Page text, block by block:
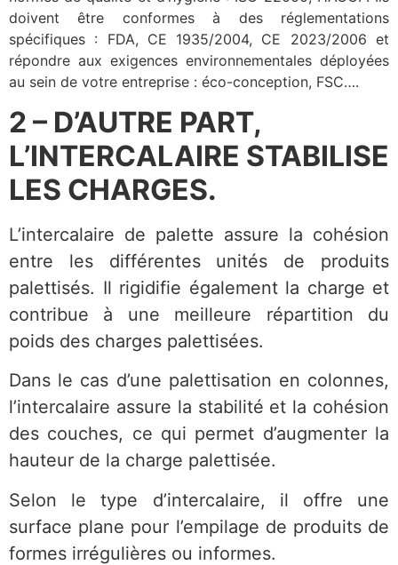
doivent être conformes à des réglementations
spécifiques : FDA, CE 1935/2004, CE 2023/2006 et
répondre aux exigences environnementales déployées
au sein de votre entreprise : éco-conception, FSC….
2 – D’AUTRE PART,
L’INTERCALAIRE STABILISE
LES CHARGES.
L’intercalaire de palette assure la cohésion
entre les différentes unités de produits
palettisés. Il rigidifie également la charge et
contribue à une meilleure répartition du
poids des charges palettisées.
Dans le cas d’une palettisation en colonnes,
l’intercalaire assure la stabilité et la cohésion
des couches, ce qui permet d’augmenter la
hauteur de la charge palettisée.
Selon le type d’intercalaire, il offre une
surface plane pour l’empilage de produits de
formes irrégulières ou informes.